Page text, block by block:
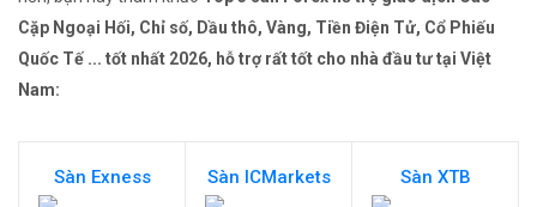
Cặp Ngoại Hối, Chỉ số, Dầu thô, Vàng, Tiền Điện Tử, Cổ Phiếu
Quốc Tế ... tốt nhất 2026, hỗ trợ rất tốt cho nhà đầu tư tại Việt
Nam:
Sàn Exness Sàn ICMarkets Sàn XTB